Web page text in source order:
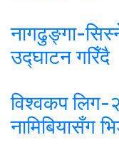
नागढुङ्गा-
उद्घाटन गरिँदै
विश्वकप लिग-
नामिबियासँग